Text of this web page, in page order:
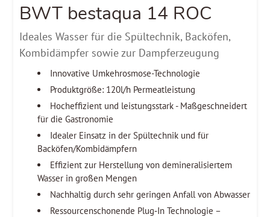
BWT bestaqua 14 ROC
Ideales Wasser für die Spültechnik, Backöfen,
Kombidämpfer sowie zur Dampferzeugung
Innovative Umkehrosmose-Technologie
Produktgröße: 120l/h Permeatleistung
Hocheffizient und leistungsstark - Maßgeschneidert
für die Gastronomie
Idealer Einsatz in der Spültechnik und für
Backöfen/Kombidämpfern
Effizient zur Herstellung von demineralisiertem
Wasser in großen Mengen
Nachhaltig durch sehr geringen Anfall von Abwasser
Ressourcenschonende Plug‐In Technologie –